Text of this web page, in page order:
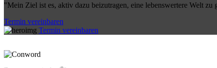
"Mein Ziel ist es, aktiv dazu beizutragen, eine lebenswertere Welt
Termin vereinbaren
Termin vereinbaren